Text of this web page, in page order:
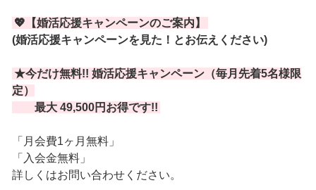
💖【婚活応援キャンペーンのご案内】
(婚活応援キャンペーンを見た！とお伝えください)
★今だけ無料!! 婚活応援キャンペーン（毎月先着5名様限
定）
最大 49,500円お得です!!
「月会費1ヶ月無料」
「入会金無料」
詳しくはお問い合わせください。